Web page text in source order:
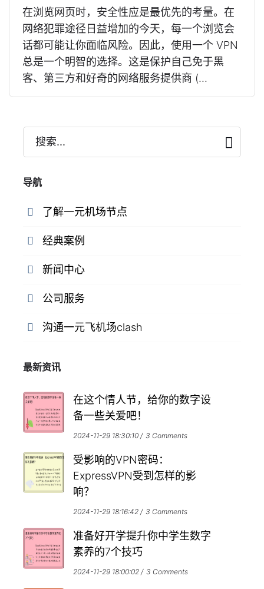
在浏览网页时，安全性应是最优先的考量。在
网络犯罪途径日益增加的今天，每一个浏览会
话都可能让你面临风险。因此，使用一个 VPN
总是一个明智的选择。这是保护自己免于黑
客、第三方和好奇的网络服务提供商 (...
搜索...
导航
了解一元机场节点
经典案例
新闻中心
公司服务
沟通一元飞机场clash
最新资讯
在这个情人节，给你的数字设
备一些关爱吧！
2024-11-29 18:30:10 3 Comments
受影响的VPN密码：
ExpressVPN受到怎样的影
响？
2024-11-29 18:16:42 3 Comments
准备好开学提升你中学生数字
素养的7个技巧
2024-11-29 18:00:02 3 Comments